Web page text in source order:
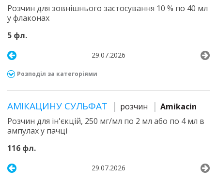
Розчин для зовнішнього застосування 10 % по 40 мл
у флаконах
5 фл.
29.07.2026
Розподіл за категоріями
АМІКАЦИНУ СУЛЬФАТ розчин
Amikacin
Розчин для ін'єкцій, 250 мг/мл по 2 мл або по 4 мл в
ампулах у пачці
116 фл.
29.07.2026